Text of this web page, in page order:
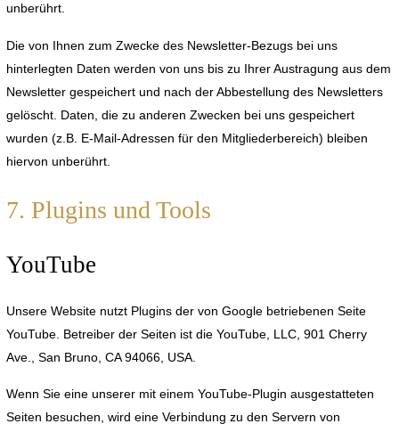
unberührt.
Die von Ihnen zum Zwecke des Newsletter-Bezugs bei uns
hinterlegten Daten werden von uns bis zu Ihrer Austragung aus dem
Newsletter gespeichert und nach der Abbestellung des Newsletters
gelöscht. Daten, die zu anderen Zwecken bei uns gespeichert
wurden (z.B. E-Mail-Adressen für den Mitgliederbereich) bleiben
hiervon unberührt.
7. Plugins und Tools
YouTube
Unsere Website nutzt Plugins der von Google betriebenen Seite
YouTube. Betreiber der Seiten ist die YouTube, LLC, 901 Cherry
Ave., San Bruno, CA 94066, USA.
Wenn Sie eine unserer mit einem YouTube-Plugin ausgestatteten
Seiten besuchen, wird eine Verbindung zu den Servern von